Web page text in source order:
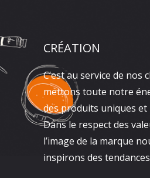
CRÉATION
C’est au service de nos
mettons toute notre
des produits uniques et
Dans le respect des
l’image de la marque
inspirons des